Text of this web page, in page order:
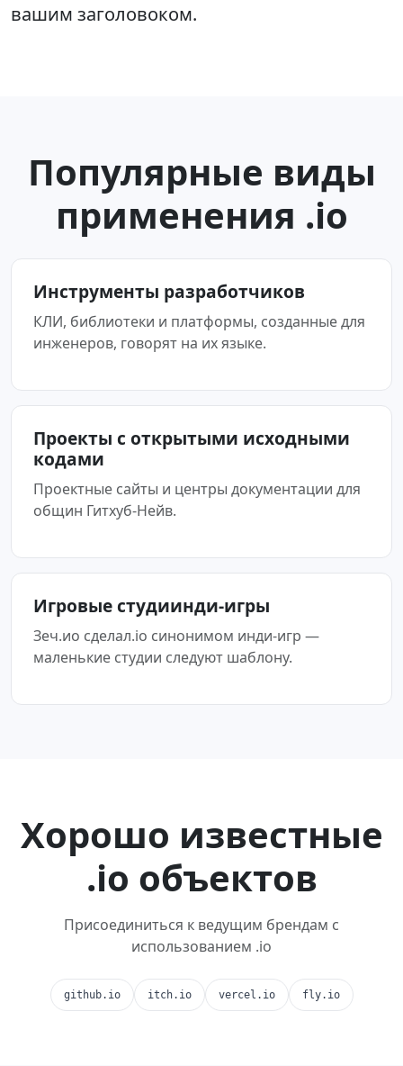
вашим заголовоком.
Популярные виды
применения .io
Инструменты разработчиков
КЛИ, библиотеки и платформы, созданные для
инженеров, говорят на их языке.
Проекты с открытыми исходными
кодами
Проектные сайты и центры документации для
общин Гитхуб-Нейв.
Игровые студиинди-игры
Зеч.ио сделал.io синонимом инди-игр —
маленькие студии следуют шаблону.
Хорошо известные
.io объектов
Присоединиться к ведущим брендам с
использованием .io
github.io itch.io vercel.io fly.io